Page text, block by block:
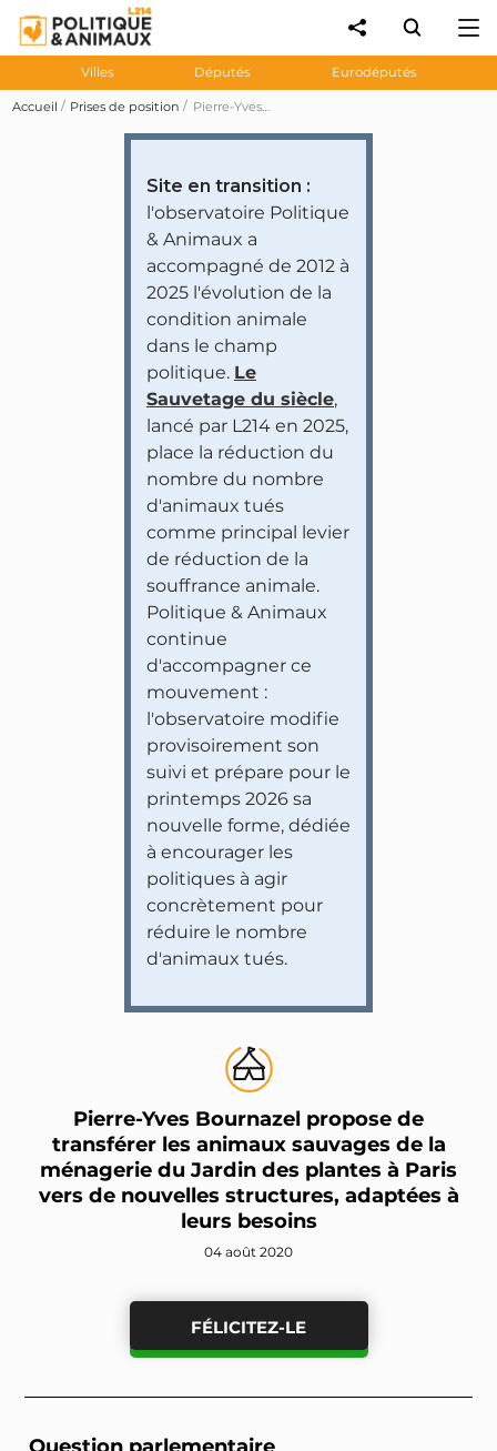
Villes Députés Eurodéputés
Accueil Prises de position Pierre-Yves Bournazel propose de transférer les animaux sauvages de la ménagerie du Jardin des plantes à Paris vers de nouvelles structures, adaptées à leurs besoins
Site en transition :
l'observatoire Politique
& Animaux a
accompagné de 2012 à
2025 l'évolution de la
condition animale
dans le champ
politique. Le
Sauvetage du siècle,
lancé par L214 en 2025,
place la réduction du
nombre du nombre
d'animaux tués
comme principal levier
de réduction de la
souffrance animale.
Politique & Animaux
continue
d'accompagner ce
mouvement :
l'observatoire modifie
provisoirement son
suivi et prépare pour le
printemps 2026 sa
nouvelle forme, dédiée
à encourager les
politiques à agir
concrètement pour
réduire le nombre
d'animaux tués.
Pierre-Yves Bournazel propose de
transférer les animaux sauvages de la
ménagerie du Jardin des plantes à Paris
vers de nouvelles structures, adaptées à
leurs besoins
04 août 2020
FÉLICITEZ-LE